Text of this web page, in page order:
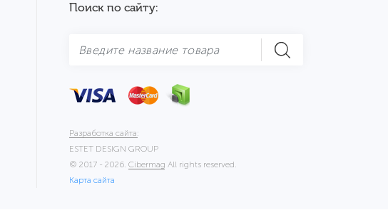
Поиск по сайту:
Разработка сайта:
ESTET DESIGN GROUP
© 2017 - 2026. Cibermag All rights reserved.
Карта сайта